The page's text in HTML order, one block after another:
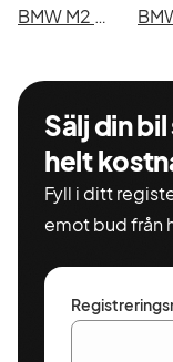
BMW M2 Competition i Skövde
Sälj din
helt
Fyll i ditt
emot bud från